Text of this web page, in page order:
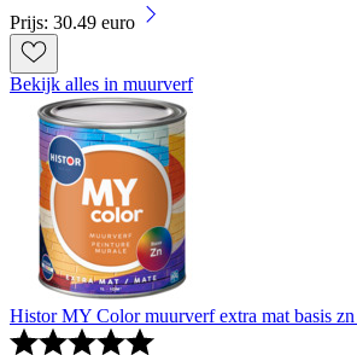
Prijs: 30.49 euro
Bekijk alles in muurverf
Histor MY Color muurverf extra mat basis